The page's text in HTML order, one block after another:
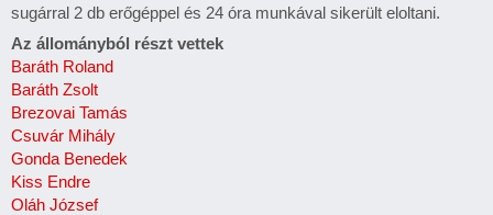
sugárral 2 db erőgéppel és 24 óra munkával sikerült eloltani.
Az állományból részt vettek
Baráth Roland
Baráth Zsolt
Brezovai Tamás
Csuvár Mihály
Gonda Benedek
Kiss Endre
Oláh József